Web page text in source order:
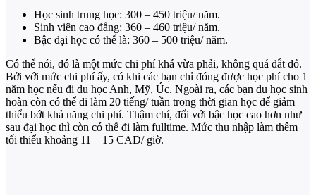
Học sinh trung học: 300 – 450 triệu/ năm.
Sinh viên cao đẳng: 360 – 460 triệu/ năm.
Bậc đại học có thể là: 360 – 500 triệu/ năm.
Có thể nói, đó là một mức chi phí khá vừa phải, không quá đắt đỏ.
Bởi với mức chi phí ấy, có khi các bạn chỉ đóng được học phí cho 1
năm học nếu đi du học Anh, Mỹ, Úc. Ngoài ra, các bạn du học sinh
hoàn còn có thể đi làm 20 tiếng/ tuần trong thời gian học để giảm
thiểu bớt khả năng chi phí. Thậm chí, đối với bậc học cao hơn như
sau đại học thì còn có thể đi làm fulltime. Mức thu nhập làm thêm
tối thiểu khoảng 11 – 15 CAD/ giờ.